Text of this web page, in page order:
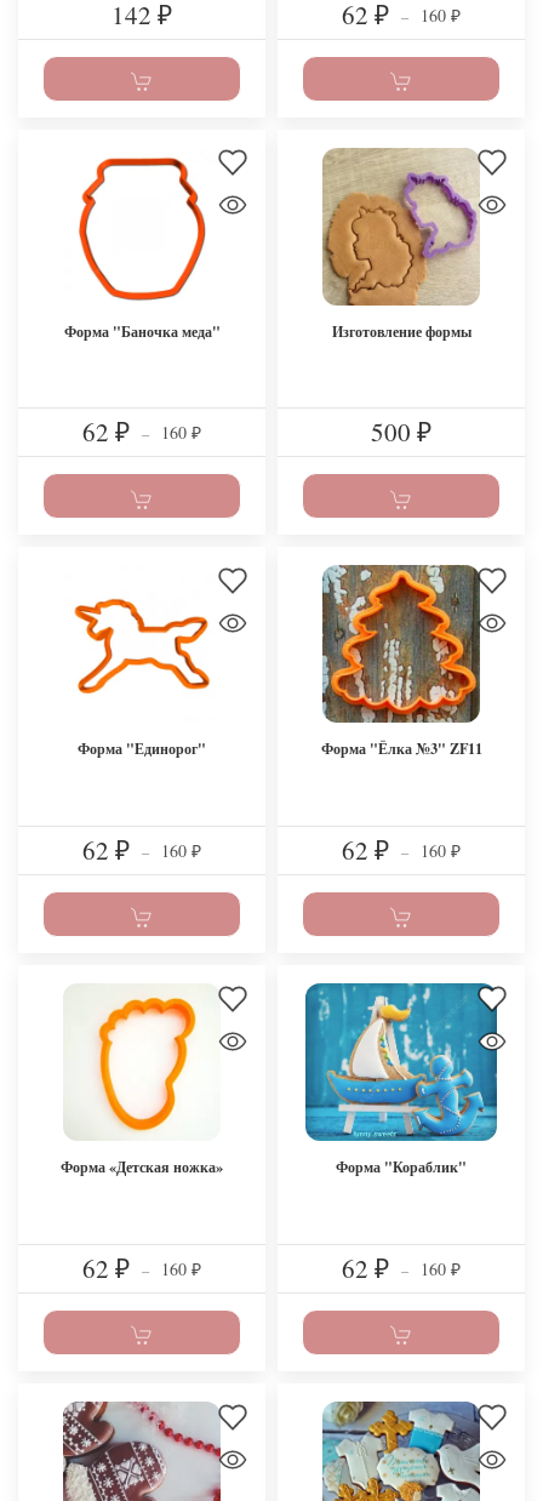
142 ₽ 62 ₽ – 160 ₽
Форма "Баночка меда"
62 ₽ – 160 ₽
Изготовление формы
500 ₽
Форма "Единорог"
62 ₽ – 160 ₽
Форма "Ёлка №3" ZF11
62 ₽ – 160 ₽
Форма «Детская ножка»
62 ₽ – 160 ₽
Форма "Кораблик"
62 ₽ – 160 ₽